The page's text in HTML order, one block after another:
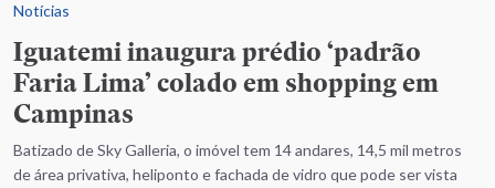
Notícias
Iguatemi inaugura prédio ‘padrão
Faria Lima’ colado em shopping em
Campinas
Batizado de Sky Galleria, o imóvel tem 14 andares, 14,5 mil metros
de área privativa, heliponto e fachada de vidro que pode ser vista